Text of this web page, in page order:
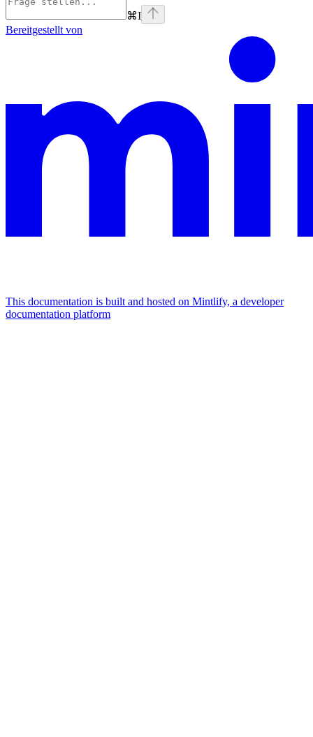
⌘I
Bereitgestellt von
This documentation is built and hosted on Mintlify, a developer
documentation platform